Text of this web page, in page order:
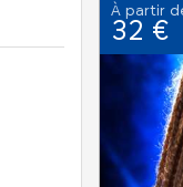
À partir
32 €